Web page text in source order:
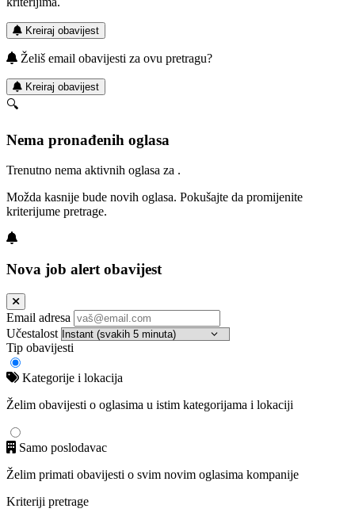
Kreiraj obavijest
Želiš email obavijesti za ovu pretragu?
Kreiraj obavijest
🔍
Nema pronađenih oglasa
Trenutno nema aktivnih oglasa za .
Možda kasnije bude novih oglasa. Pokušajte da promijenite
kriterijume pretrage.
Nova job alert obavijest
Email adresa
Učestalost
Tip obavijesti
Kategorije i lokacija
Želim obavijesti o oglasima u istim kategorijama i lokaciji
Samo poslodavac
Želim primati obavijesti o svim novim oglasima kompanije
Kriteriji pretrage